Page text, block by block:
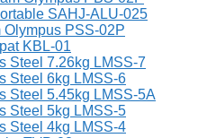
SAHJ-ALU-025
PSS-02P
KBL-01
Steel 7.26kg LMSS-7
Steel 6kg LMSS-6
Steel 5.45kg LMSS-5A
Steel 5kg LMSS-5
Steel 4kg LMSS-4